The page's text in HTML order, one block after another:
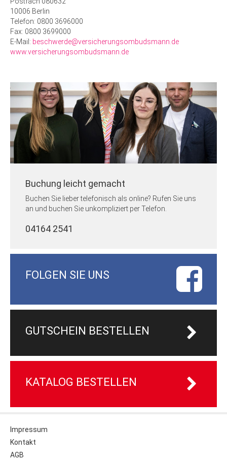
10006 Berlin
Telefon: 0800 3696000
Fax: 0800 3699000
E-Mail: beschwerde@versicherungsombudsmann.de
www.versicherungsombudsmann.de
Buchung leicht gemacht
Buchen Sie lieber telefonisch als online? Rufen Sie uns
an und buchen Sie unkompliziert per Telefon.
04164 2541
FOLGEN SIE UNS
GUTSCHEIN BESTELLEN
KATALOG BESTELLEN
Impressum
Kontakt
AGB